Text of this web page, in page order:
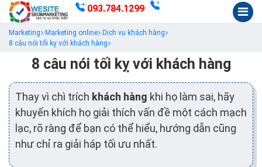
093.784.1299
Marketing Marketing online
Dịch vụ khách hàng
8 câu nói tối kỵ với khách hàng
8 câu nói tối kỵ với khách hàng
Thay vì chì trích khách hàng khi họ làm sai, hãy
khuyến khích họ giải thích vấn đề một cách mạch
lạc, rõ ràng để bạn có thể hiểu, hướng dẫn cũng
như chỉ ra giải háp tối ưu nhất.